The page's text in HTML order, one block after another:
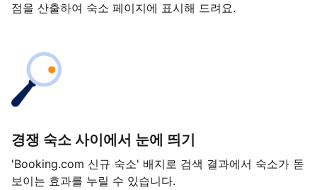
점을 산출하여 숙소 페이지에 표시해 드려요.
경쟁 숙소 사이에서 눈에 띄기
'Booking.com 신규 숙소' 배지로 검색 결과에서 숙소가 돋
보이는 효과를 누릴 수 있습니다.